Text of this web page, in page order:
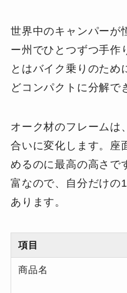
世界中のキャンパーが
ー州でひとつずつ手作
とはバイク乗りのため
どコンパクトに分解で
オーク材のフレームは
合いに変化します。座
めるのに最高の高さで
富なので、自分だけの
あります。
項目
商品名